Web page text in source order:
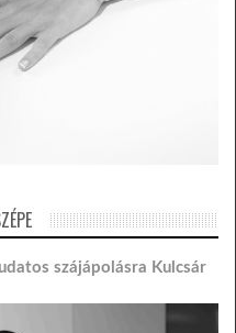
szájápolásra Kulcsár